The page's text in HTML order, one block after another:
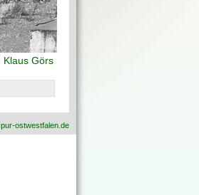
Klaus Görs
ostwestfalen.de